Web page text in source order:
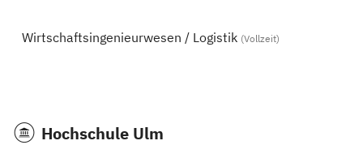
Wirtschaftsingenieurwesen / Logistik (Vollzeit)
Hochschule Ulm